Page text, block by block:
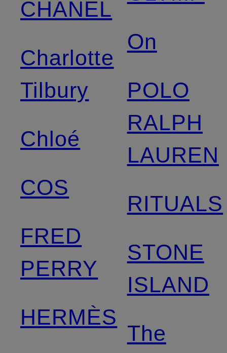
CHANEL
Charlotte
Tilbury
Chloé
COS
FRED
PERRY
HERMÈS
On
POLO
RALPH
LAUREN
RITUALS
STONE
ISLAND
The